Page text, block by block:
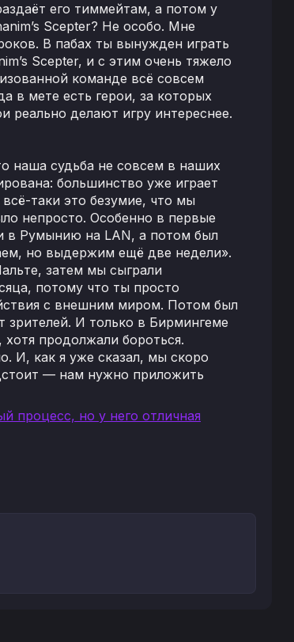
его тиммейтам, а потом у
Scepter? Не особо. Мне
В пабах ты вынужден играть
Scepter, и с этим очень тяжело
команде всё совсем
в мете есть герои, за которых
реально делают игру интереснее.
наша судьба не совсем в наших
большинство уже играет
таки это безумие, что мы
непросто. Особенно в первые
в Румынию на LAN, а потом был
но выдержим ещё две недели».
затем мы сыграли
потому что ты просто
с внешним миром. Потом был
зрителей. И только в Бирмингеме
продолжали бороться.
И, как я уже сказал, мы скоро
— нам нужно приложить
процесс, но у него отличная